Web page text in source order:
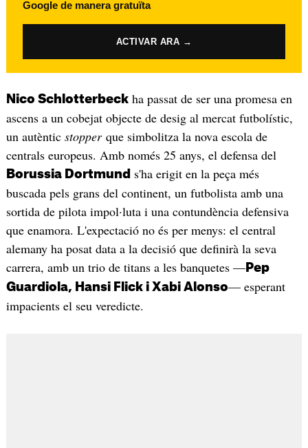
Google de manera gratuïta
ACTIVAR ARA →
Nico Schlotterbeckha passat de ser una promesa en
ascens a un cobejat objecte de desig al mercat futbolístic,
un autèntic stopperque simbolitza la nova escola de
centrals europeus. Amb només 25 anys, el defensa del
Borussia Dortmund s'ha erigit en la peça més
buscada pels grans del continent, un futbolista amb una
sortida de pilota impol·luta i una contundència defensiva
que enamora. L'expectació no és per menys: el central
alemany ha posat data a la decisió que definirà la seva
carrera, amb un trio de titans a les banquetes —Pep
Guardiola, Hansi Flick i Xabi Alonso— esperant
impacients el seu veredicte.